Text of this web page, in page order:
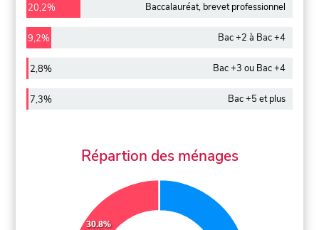
20,2% Baccalauréat, brevet professionnel
9,2% Bac +2 à Bac +4
2,8% Bac +3 ou Bac +4
7,3% Bac +5 et plus
Répartion des ménages
30.8%